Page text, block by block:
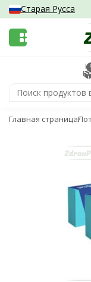
Старая Русса
Главная страница